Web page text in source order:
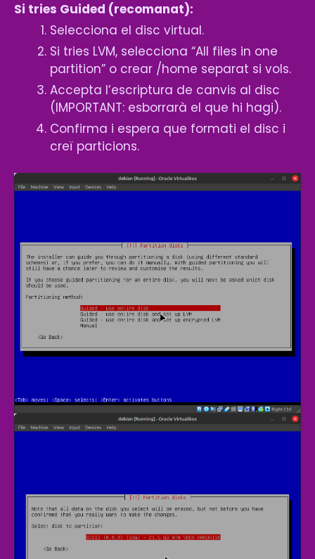
Si tries Guided (recomanat):
Selecciona el disc virtual.
Si tries LVM, selecciona “All files in one
partition” o crear /home separat si vols.
Accepta l’escriptura de canvis al disc
(IMPORTANT: esborrarà el que hi hagi).
Confirma i espera que formati el disc i
creï particions.